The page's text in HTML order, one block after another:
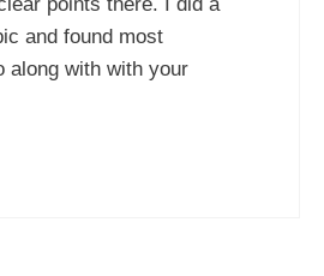
points there. I did a
and found most
along with with your